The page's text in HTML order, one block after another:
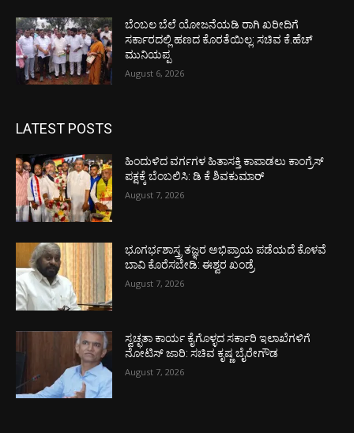
ಬೆಂಬಲ ಬೆಲೆ ಯೋಜನೆಯಡಿ ರಾಗಿ ಖರೀದಿಗೆ
ಸರ್ಕಾರದಲ್ಲಿ ಹಣದ ಕೊರತೆಯಿಲ್ಲ: ಸಚಿವ ಕೆ.ಹೆಚ್
ಮುನಿಯಪ್ಪ
August 6, 2026
LATEST POSTS
ಹಿಂದುಳಿದ ವರ್ಗಗಳ ಹಿತಾಸಕ್ತಿ ಕಾಪಾಡಲು ಕಾಂಗ್ರೆಸ್
ಪಕ್ಷಕ್ಕೆ ಬೆಂಬಲಿಸಿ: ಡಿ ಕೆ ಶಿವಕುಮಾರ್
August 7, 2026
ಭೂಗರ್ಭಶಾಸ್ತ್ರ ತಜ್ಞರ ಅಭಿಪ್ರಾಯ ಪಡೆಯದೆ ಕೊಳವೆ
ಬಾವಿ ಕೊರೆಸಬೇಡಿ: ಈಶ್ವರ ಖಂಡ್ರೆ
August 7, 2026
ಸ್ವಚ್ಛತಾ ಕಾರ್ಯ ಕೈಗೊಳ್ಳದ ಸರ್ಕಾರಿ ಇಲಾಖೆಗಳಿಗೆ
ನೋಟಿಸ್ ಜಾರಿ: ಸಚಿವ ಕೃಷ್ಣ ಬೈರೇಗೌಡ
August 7, 2026